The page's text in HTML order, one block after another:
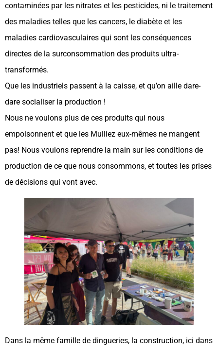
contaminées par les nitrates et les pesticides, ni le traitement
des maladies telles que les cancers, le diabète et les
maladies cardiovasculaires qui sont les conséquences
directes de la surconsommation des produits ultra-
transformés.
Que les industriels passent à la caisse, et qu’on aille dare-
dare socialiser la production !
Nous ne voulons plus de ces produits qui nous
empoisonnent et que les Mulliez eux-mêmes ne mangent
pas! Nous voulons reprendre la main sur les conditions de
production de ce que nous consommons, et toutes les prises
de décisions qui vont avec.
Dans la même famille de dingueries, la construction, ici dans